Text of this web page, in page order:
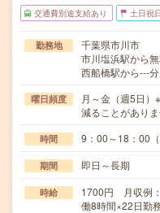
交通費別途支給あり 土日祝
勤務地
千葉県市川市
市川塩浜駅から
西船橋駅から---
曜日頻度
月～金（週5日
減ることがありま
時間 9：00～18：00（
期間 即日～長期
時給
1700円 月収例
働8時間×22日勤務